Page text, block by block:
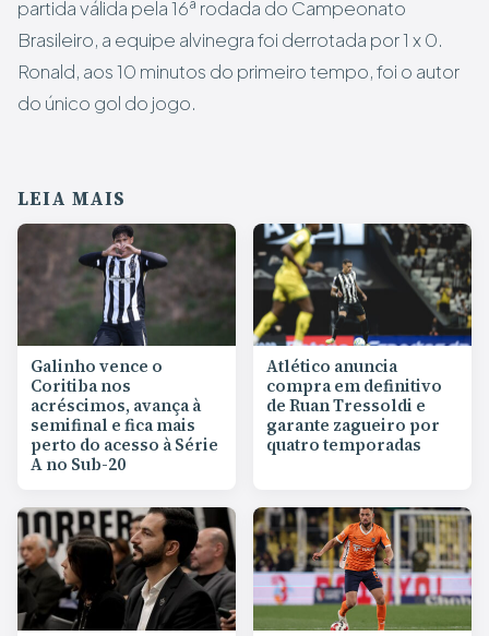
partida válida pela 16ª rodada do Campeonato
Brasileiro, a equipe alvinegra foi derrotada por 1 x 0.
Ronald, aos 10 minutos do primeiro tempo, foi o autor
do único gol do jogo.
LEIA MAIS
Galinho vence o
Coritiba nos
acréscimos, avança à
semifinal e fica mais
perto do acesso à Série
A no Sub-20
Atlético anuncia
compra em definitivo
de Ruan Tressoldi e
garante zagueiro por
quatro temporadas